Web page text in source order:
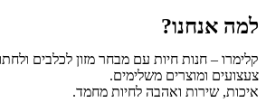
למה אנחנו?
קלימרו – חנות חיות עם מבחר מזון לכלבים
צעצועים ומוצרים משלימים.
איכות, שירות ואהבה לחיות מחמד.